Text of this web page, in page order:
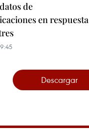
de
en respuesta
Descargar